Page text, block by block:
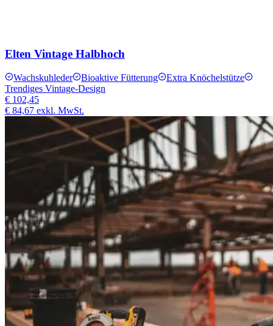
Elten Vintage Halbhoch
Wachskuhleder Bioaktive Fütterung
Extra Knöchelstütze
Trendiges Vintage-Design
€ 102,45
€ 84,67 exkl. MwSt.